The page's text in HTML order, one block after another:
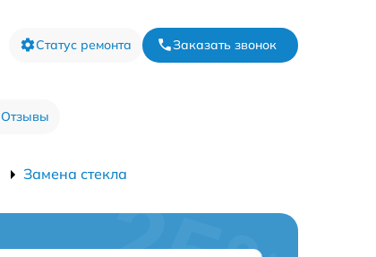
Статус ремонта Заказать звонок
Отзывы
Замена стекла